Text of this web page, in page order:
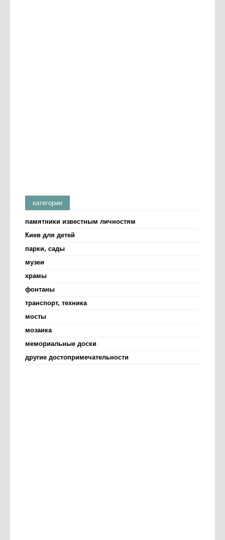
категории
памятники известным личностям
Киев для детей
парки, сады
музеи
храмы
фонтаны
транспорт, техника
мосты
мозаика
мемориальные доски
другие достопримечательности